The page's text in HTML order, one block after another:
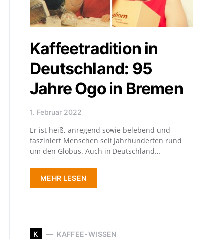
Kaffeetradition in
Deutschland: 95
Jahre Ogo in Bremen
1. Februar 2022
Er ist heiß, anregend sowie belebend und
fasziniert Menschen seit Jahrhunderten rund
um den Globus. Auch in Deutschland…
MEHR LESEN
K KAFFEE-WISSEN